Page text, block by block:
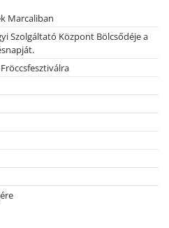
Marcaliban
Szolgáltató Központ Bölcsődéje a